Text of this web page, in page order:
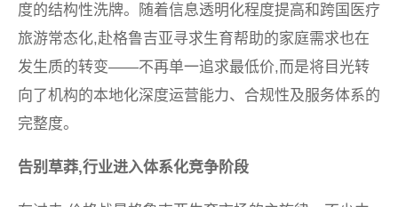
度的结构性洗牌。随着信息透明化程度提高和跨国医疗
旅游常态化,赴格鲁吉亚寻求生育帮助的家庭需求也在
发生质的转变——不再单一追求最低价,而是将目光转
向了机构的本地化深度运营能力、合规性及服务体系的
完整度。
告别草莽,行业进入体系化竞争阶段